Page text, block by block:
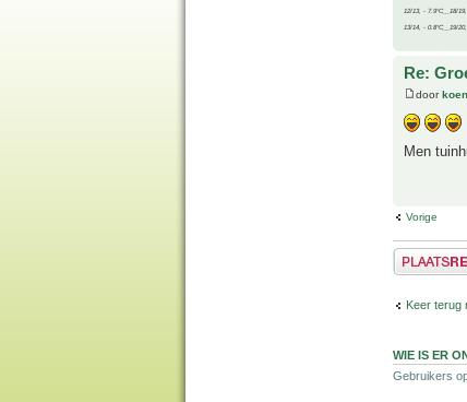
12/13, - 7.9°C__18/
13/14, - 0.8°C__19/
Re:
door
Men
Vorige
Plaats een
Keer terug
WIE IS ER
Gebruikers